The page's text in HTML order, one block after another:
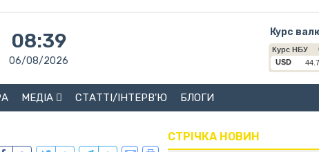
08:39
06/08/2026
Курс
МЕДІА СТАТТІ/ІНТЕРВ'Ю БЛОГИ
СТРІЧКА НОВИН